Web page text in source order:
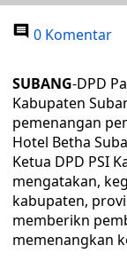
0 Komentar
SUBANG-DPD
Kabupaten
pemenangan
Hotel Betha
Ketua DPD PSI
mengatakan,
kabupaten,
memberikn
memenangkan